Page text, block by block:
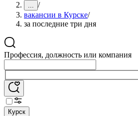
... /
вакансии в Курске/
за последние три дня
Профессия, должность или компания
Курск